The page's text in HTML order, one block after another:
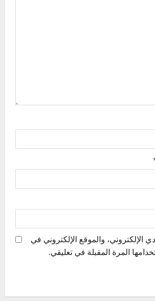
الإلكتروني، والموقع الإلكتروني في
المرة المقبلة في تعليقي.